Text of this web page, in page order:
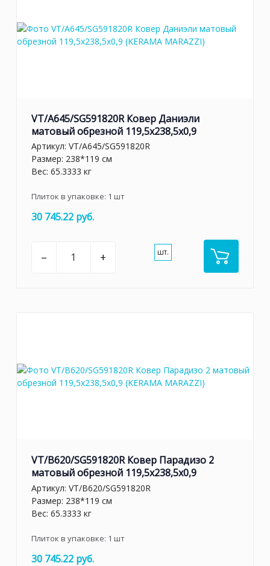
VT/A645/SG591820R Ковер Даниэли
матовый обрезной 119,5x238,5x0,9
Артикул: VT/A645/SG591820R
Размер: 238*119 см
Вес: 65.3333 кг
Плиток в упаковке: 1 шт
30 745.22 руб.
– + шт.
VT/B620/SG591820R Ковер Парадизо 2
матовый обрезной 119,5x238,5x0,9
Артикул: VT/B620/SG591820R
Размер: 238*119 см
Вес: 65.3333 кг
Плиток в упаковке: 1 шт
30 745.22 руб.